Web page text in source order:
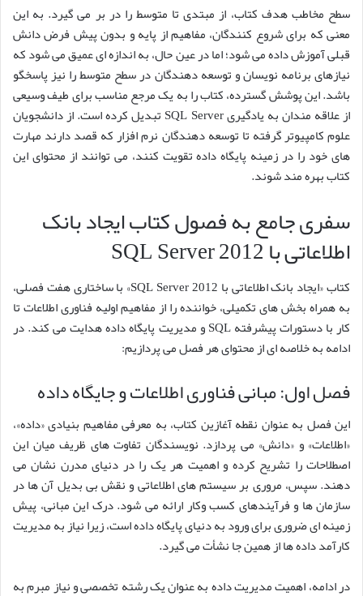
سطح مخاطب هدف کتاب، از مبتدی تا متوسط را در بر می گیرد. به این
معنی که برای شروع کنندگان، مفاهیم از پایه و بدون پیش فرض دانش
قبلی آموزش داده می شود؛ اما در عین حال، به اندازه ای عمیق می شود که
نیازهای برنامه نویسان و توسعه دهندگان در سطح متوسط را نیز پاسخگو
باشد. این پوشش گسترده، کتاب را به یک مرجع مناسب برای طیف وسیعی
از علاقه مندان به یادگیری SQL Server تبدیل کرده است. از دانشجویان
علوم کامپیوتر گرفته تا توسعه دهندگان نرم افزار که قصد دارند مهارت
های خود را در زمینه پایگاه داده تقویت کنند، می توانند از محتوای این
کتاب بهره مند شوند.
سفری جامع به فصول کتاب ایجاد بانک
اطلاعاتی با SQL Server 2012
کتاب «ایجاد بانک اطلاعاتی با SQL Server 2012» با ساختاری هفت فصلی،
به همراه بخش های تکمیلی، خواننده را از مفاهیم اولیه فناوری اطلاعات تا
کار با دستورات پیشرفته SQL و مدیریت پایگاه داده هدایت می کند. در
ادامه به خلاصه ای از محتوای هر فصل می پردازیم:
فصل اول: مبانی فناوری اطلاعات و جایگاه داده
این فصل به عنوان نقطه آغازین کتاب، به معرفی مفاهیم بنیادی «داده»،
«اطلاعات» و «دانش» می پردازد. نویسندگان تفاوت های ظریف میان این
اصطلاحات را تشریح کرده و اهمیت هر یک را در دنیای مدرن نشان می
دهند. سپس، مروری بر سیستم های اطلاعاتی و نقش بی بدیل آن ها در
سازمان ها و فرآیندهای کسب وکار ارائه می شود. درک این مبانی، پیش
زمینه ای ضروری برای ورود به دنیای پایگاه داده است، زیرا نیاز به مدیریت
کارآمد داده ها از همین جا نشأت می گیرد.
در ادامه، اهمیت مدیریت داده به عنوان یک رشته تخصصی و نیاز مبرم به